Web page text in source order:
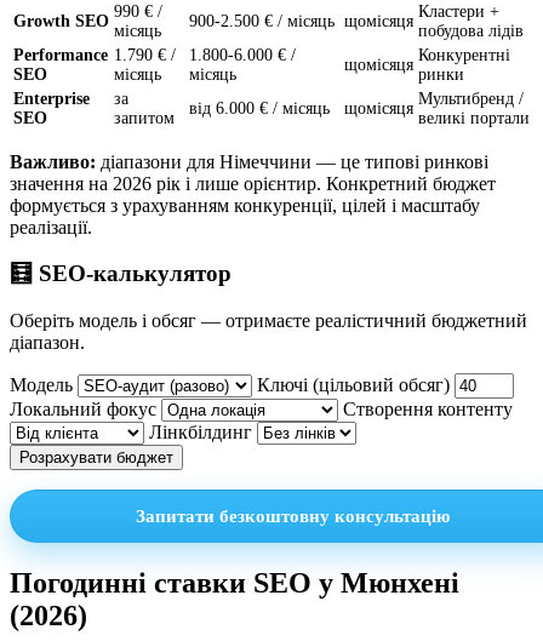
Growth SEO
990 € /
місяць
900-2.500 € / місяць щомісяця
Кластери +
побудова лідів
Performance
SEO
1.790 € /
місяць
1.800-6.000 € /
місяць
щомісяця
Конкурентні
ринки
Enterprise
SEO
за
запитом
від 6.000 € / місяць щомісяця
Мультибренд /
великі портали
Важливо: діапазони для Німеччини — це типові ринкові
значення на 2026 рік і лише орієнтир. Конкретний бюджет
формується з урахуванням конкуренції, цілей і масштабу
реалізації.
🧮 SEO-калькулятор
Оберіть модель і обсяг — отримаєте реалістичний бюджетний
діапазон.
Модель
Ключі (цільовий обсяг)
Локальний фокус
Створення контенту
Лінкбілдинг
Розрахувати бюджет
Запитати безкоштовну консультацію
Погодинні ставки SEO у Мюнхені
(2026)